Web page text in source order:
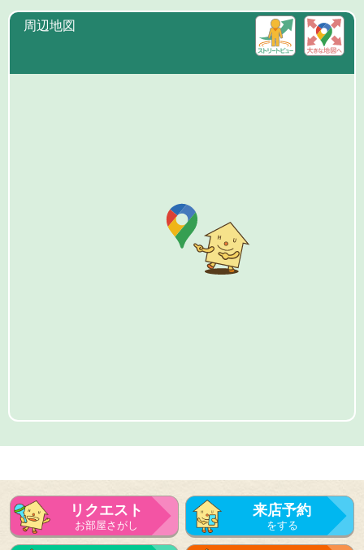
周辺地図
リクエスト
お部屋さがし
来店予約
をする